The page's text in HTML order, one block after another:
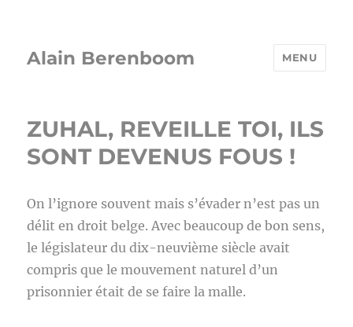
Alain Berenboom MENU
ZUHAL, REVEILLE TOI, ILS
SONT DEVENUS FOUS !
On l’ignore souvent mais s’évader n’est pas un
délit en droit belge. Avec beaucoup de bon sens,
le législateur du dix-neuvième siècle avait
compris que le mouvement naturel d’un
prisonnier était de se faire la malle.